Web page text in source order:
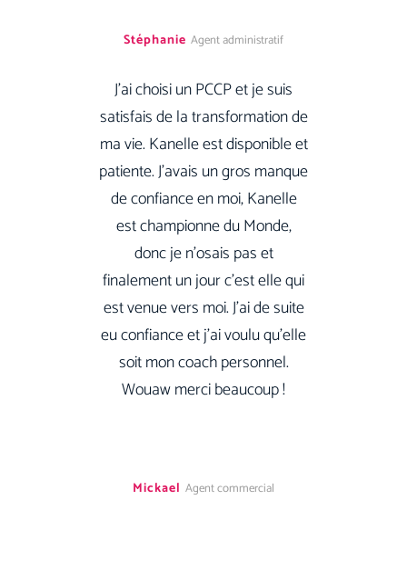
Stéphanie Agent administratif
J’ai choisi un PCCP et je suis
satisfais de la transformation de
ma vie. Kanelle est disponible et
patiente. J’avais un gros manque
de confiance en moi, Kanelle
est championne du Monde,
donc je n’osais pas et
finalement un jour c’est elle qui
est venue vers moi. J’ai de suite
eu confiance et j’ai voulu qu’elle
soit mon coach personnel.
Wouaw merci beaucoup !
Mickael Agent commercial